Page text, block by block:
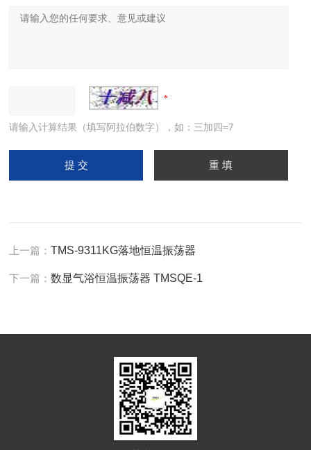
请输入计算结果（填写阿拉伯数字），如：三加四=7
上一篇：TMS-9311KG落地恒温振荡器
下一篇：数显气浴恒温振荡器 TMSQE-1